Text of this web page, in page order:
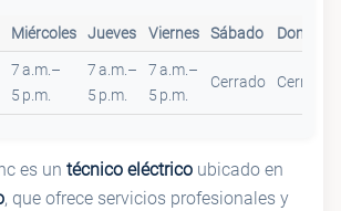
Miércoles Jueves Viernes Sábado Domingo
7 a.m.–
5 p.m.
7 a.m.–
5 p.m.
7 a.m.–
5 p.m.
Cerrado Cerrado
es un técnico eléctrico ubicado en
, que ofrece servicios profesionales y